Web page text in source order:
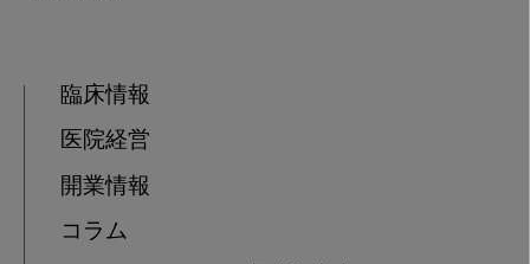
臨床情報
医院経営
開業情報
コラム